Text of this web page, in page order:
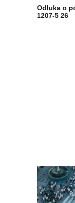
Odluka o
1207-5 26